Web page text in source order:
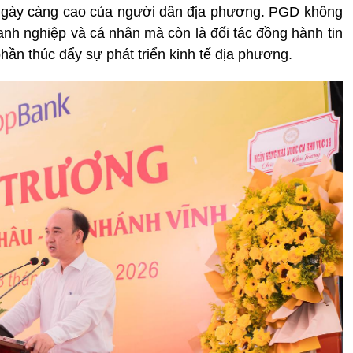
càng cao của người dân địa phương. PGD không
nghiệp và cá nhân mà còn là đối tác đồng hành tin
thúc đẩy sự phát triển kinh tế địa phương.